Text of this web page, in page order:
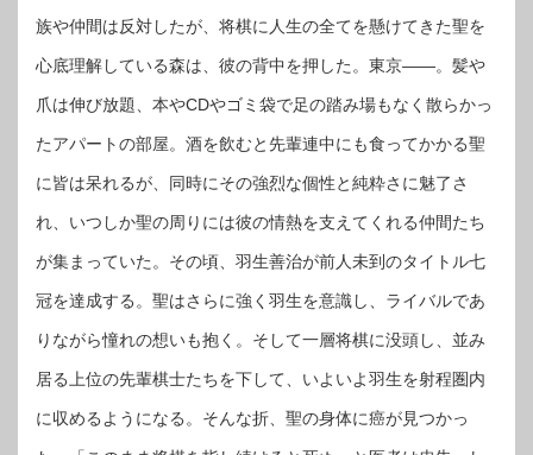
族や仲間は反対したが、将棋に人生の全てを懸けてきた聖を
心底理解している森は、彼の背中を押した。東京――。髪や
爪は伸び放題、本やCDやゴミ袋で足の踏み場もなく散らかっ
たアパートの部屋。酒を飲むと先輩連中にも食ってかかる聖
に皆は呆れるが、同時にその強烈な個性と純粋さに魅了さ
れ、いつしか聖の周りには彼の情熱を支えてくれる仲間たち
が集まっていた。その頃、羽生善治が前人未到のタイトル七
冠を達成する。聖はさらに強く羽生を意識し、ライバルであ
りながら憧れの想いも抱く。そして一層将棋に没頭し、並み
居る上位の先輩棋士たちを下して、いよいよ羽生を射程圏内
に収めるようになる。そんな折、聖の身体に癌が見つかっ